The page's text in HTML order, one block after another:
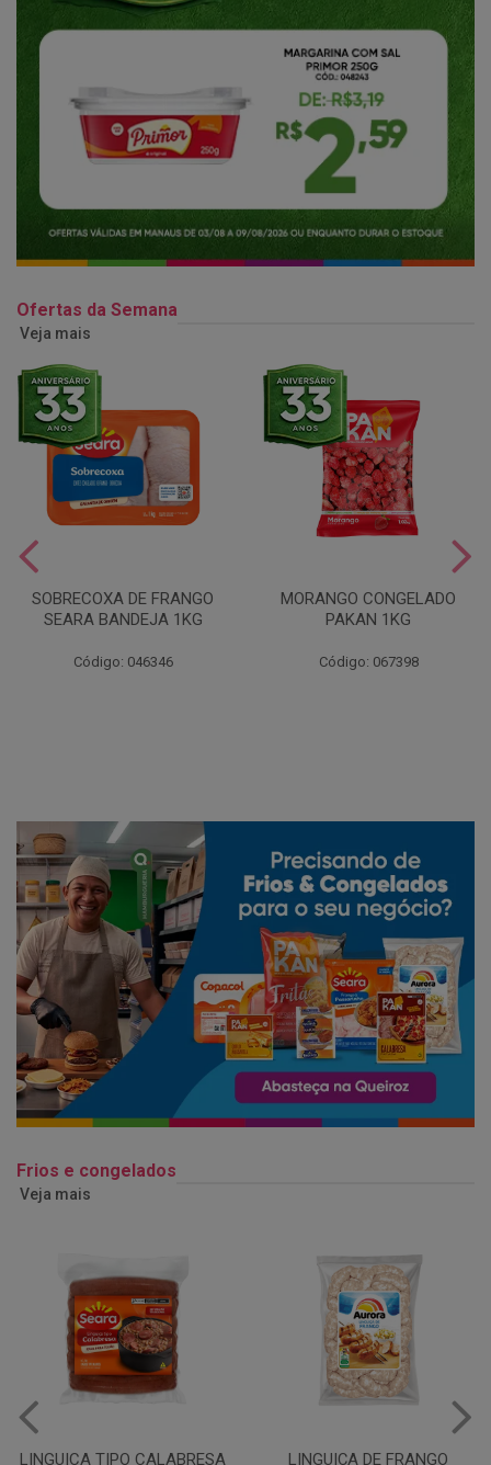
Ofertas da Semana
Veja mais
SOBRECOXA DE FRANGO
SEARA BANDEJA 1KG
Código: 046346
MORANGO CONGELADO
PAKAN 1KG
Código: 067398
Frios e congelados
Veja mais
LINGUIÇA DE FRANGO QUEIJO MUSSARELA